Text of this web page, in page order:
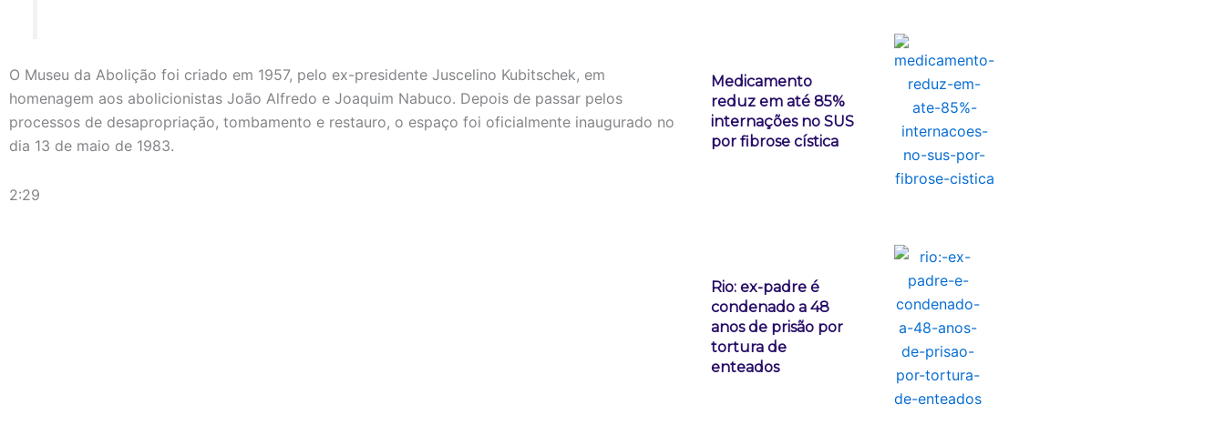
O Museu da Abolição foi criado em 1957, pelo ex-presidente Juscelino Kubitschek, em
homenagem aos abolicionistas João Alfredo e Joaquim Nabuco. Depois de passar pelos
processos de desapropriação, tombamento e restauro, o espaço foi oficialmente inaugurado no
dia 13 de maio de 1983.
2:29
Medicamento
reduz em até 85%
internações no SUS
por fibrose cística
Rio: ex-padre é
condenado a 48
anos de prisão por
tortura de
enteados